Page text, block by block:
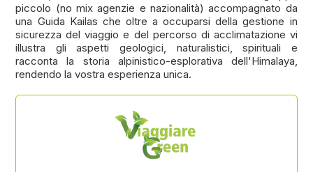
piccolo (no mix agenzie e nazionalità) accompagnato da
una Guida Kailas che oltre a occuparsi della gestione in
sicurezza del viaggio e del percorso di acclimatazione vi
illustra gli aspetti geologici, naturalistici, spirituali e
racconta la storia alpinistico-esplorativa dell'Himalaya,
rendendo la vostra esperienza unica.